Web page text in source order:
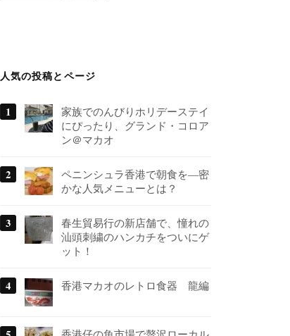
人気の投稿とページ
家族でのんびりホリデーステイ
にぴったり、グランド・コロア
ン＠マカオ
ペニンシュラ香港で朝食を―密
かな人気メニューとは？
春生貿易行の新店舗で、憧れの
汕頭刺繍のハンカチをついにゲ
ット！
香港マカオのレトロ食器 龍編